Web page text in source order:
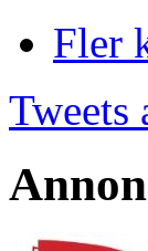
Fler
Tweets